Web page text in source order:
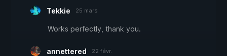
Tekkie 25 mars
Works perfectly, thank you.
annettered 22 févr.